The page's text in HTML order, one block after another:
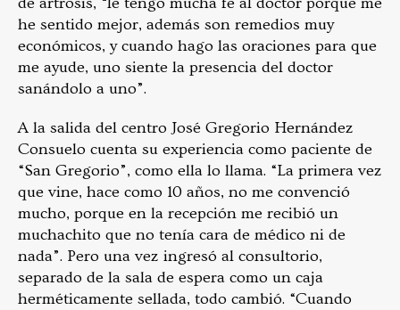
he sentido mejor, además son remedios muy
económicos, y cuando hago las oraciones para que
me ayude, uno siente la presencia del doctor
sanándolo a uno”.
A la salida del centro José Gregorio Hernández
Consuelo cuenta su experiencia como paciente de
“San Gregorio”, como ella lo llama. “La primera vez
que vine, hace como 10 años, no me convenció
mucho, porque en la recepción me recibió un
muchachito que no tenía cara de médico ni de
nada”. Pero una vez ingresó al consultorio,
separado de la sala de espera como un caja
herméticamente sellada, todo cambió. “Cuando